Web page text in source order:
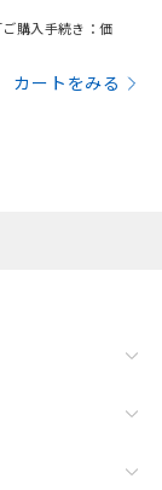
購入手続き：価
カートをみる